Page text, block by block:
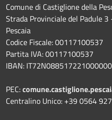
Comune di Castiglione della
Strada Provinciale del Padule
Pescaia
Codice Fiscale: 00117100537
Partita IVA: 00117100537
IBAN:
PEC:
Centralino Unico: +39 0564